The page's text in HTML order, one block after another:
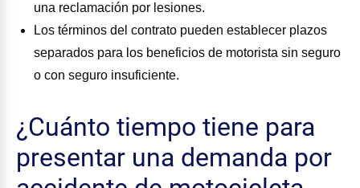
una reclamación por lesiones.
Los términos del contrato pueden establecer plazos
separados para los beneficios de motorista sin seguro
o con seguro insuficiente.
¿Cuánto tiempo tiene para
presentar una demanda por